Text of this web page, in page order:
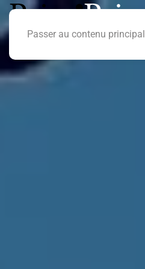
Passer au contenu principal